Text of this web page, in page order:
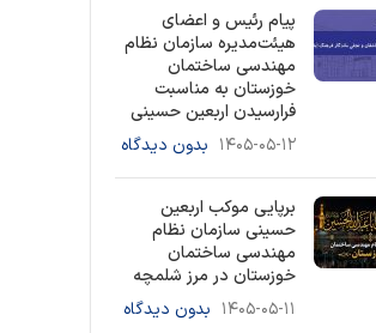
پیام رئیس و اعضای
هیئت‌مدیره سازمان نظام
مهندسی ساختمان
خوزستان به مناسبت
فرارسیدن اربعین حسینی
۱۴۰۵-۰۵-۱۲ بدون دیدگاه
برپایی موکب اربعین
حسینی سازمان نظام
مهندسی ساختمان
خوزستان در مرز شلمچه
۱۴۰۵-۰۵-۱۱ بدون دیدگاه